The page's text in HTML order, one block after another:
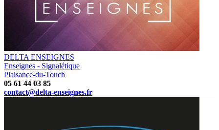
DELTA ENSEIGNES
Enseignes - Signalétique
Plaisance-du-Touch
05 61 44 03 85
contact@delta-enseignes.fr